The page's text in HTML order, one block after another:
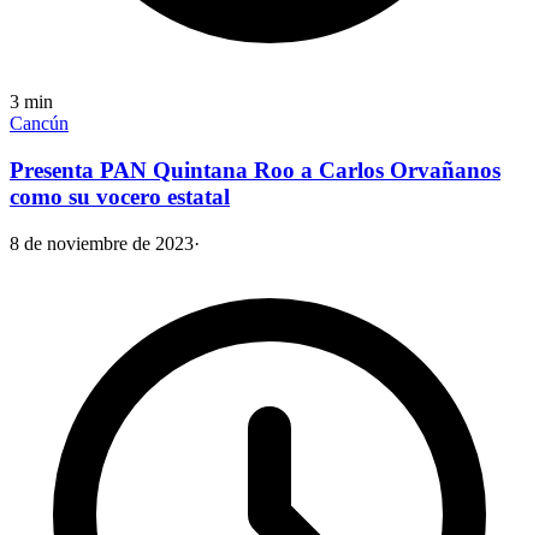
3 min
Cancún
Presenta PAN Quintana Roo a Carlos Orvañanos
como su vocero estatal
8 de noviembre de 2023·